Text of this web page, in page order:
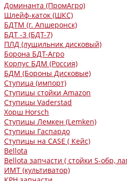
Доминанта (ПромАгро)
Шлейф-каток (ШКС)
БДТМ (г. Апшеронск)
БДТ -3 (БДТ-7)
ПЛД (лущильник дисковый)
Борона БДТ-Агро
Корпус БДМ (Россия)
БДМ (Бороны Дисковые)
Ступица (импорт)
Ступицы стойки Amazon
Ступицы Vaderstad
Хорш Horsch
Ступицы Лемкен (Lemken)
Ступицы Гаспардо
Ступицы на CASE ( Кейс)
Bellota
Bellota запчасти ( стойки S-обр,
ИМТ (культиватор)